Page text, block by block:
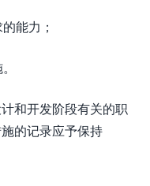
能力；
和开发阶段有关的职
的记录应予保持